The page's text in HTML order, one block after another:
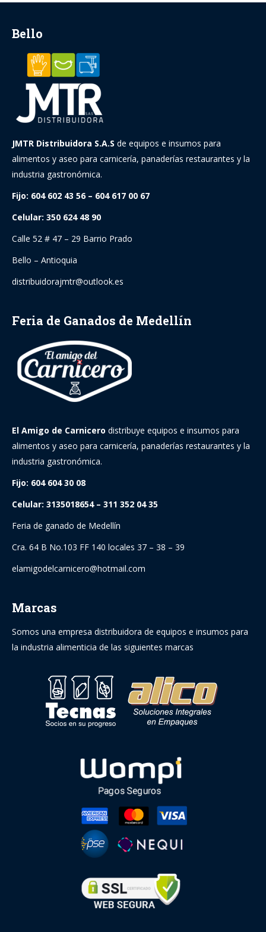
Bello
JMTR Distribuidora S.A.S de equipos e insumos para
alimentos y aseo para carnicería, panaderías restaurantes y la
industria gastronómica.
Fijo: 604 602 43 56 – 604 617 00 67
Celular: 350 624 48 90
Calle 52 # 47 – 29 Barrio Prado
Bello – Antioquia
distribuidorajmtr@outlook.es
Feria de Ganados de Medellín
El Amigo de Carnicero distribuye equipos e insumos para
alimentos y aseo para carnicería, panaderías restaurantes y la
industria gastronómica.
Fijo: 604 604 30 08
Celular: 3135018654 – 311 352 04 35
Feria de ganado de Medellín
Cra. 64 B No.103 FF 140 locales 37 – 38 – 39
elamigodelcarnicero@hotmail.com
Marcas
Somos una empresa distribuidora de equipos e insumos para
la industria alimenticia de las siguientes marcas